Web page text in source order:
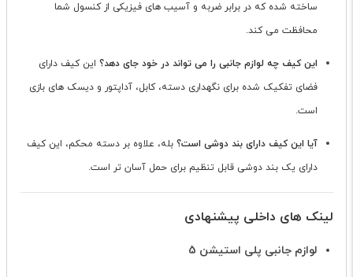
ساخته شده که در برابر ضربه و آسیب های فیزیکی از کنسول شما
محافظت می کند.
این کیف چه لوازم جانبی را می تواند در خود جای دهد؟ این کیف دارای
فضای تفکیک شده برای نگهداری دسته، کابل، آداپتور و دیسک های بازی
است.
آیا این کیف دارای بند دوشی است؟ بله، علاوه بر دسته محکم، این کیف
دارای یک بند دوشی قابل تنظیم برای حمل آسان تر است.
لینک های داخلی پیشنهادی
لوازم جانبی پلی استیشن 5